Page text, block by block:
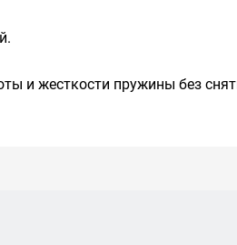
и жесткости пружины без